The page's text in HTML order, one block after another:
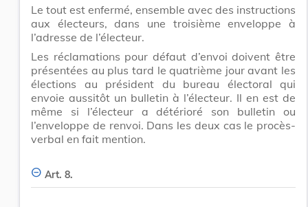
Le tout est enfermé, ensemble avec des instructions
aux électeurs, dans une troisième enveloppe à
l’adresse de l’électeur.
Les réclamations pour défaut d’envoi doivent être
présentées au plus tard le quatrième jour avant les
élections au président du bureau électoral qui
envoie aussitôt un bulletin à l’électeur. Il en est de
même si l’électeur a détérioré son bulletin ou
l’enveloppe de renvoi. Dans les deux cas le procès-
verbal en fait mention.
Art. 8.